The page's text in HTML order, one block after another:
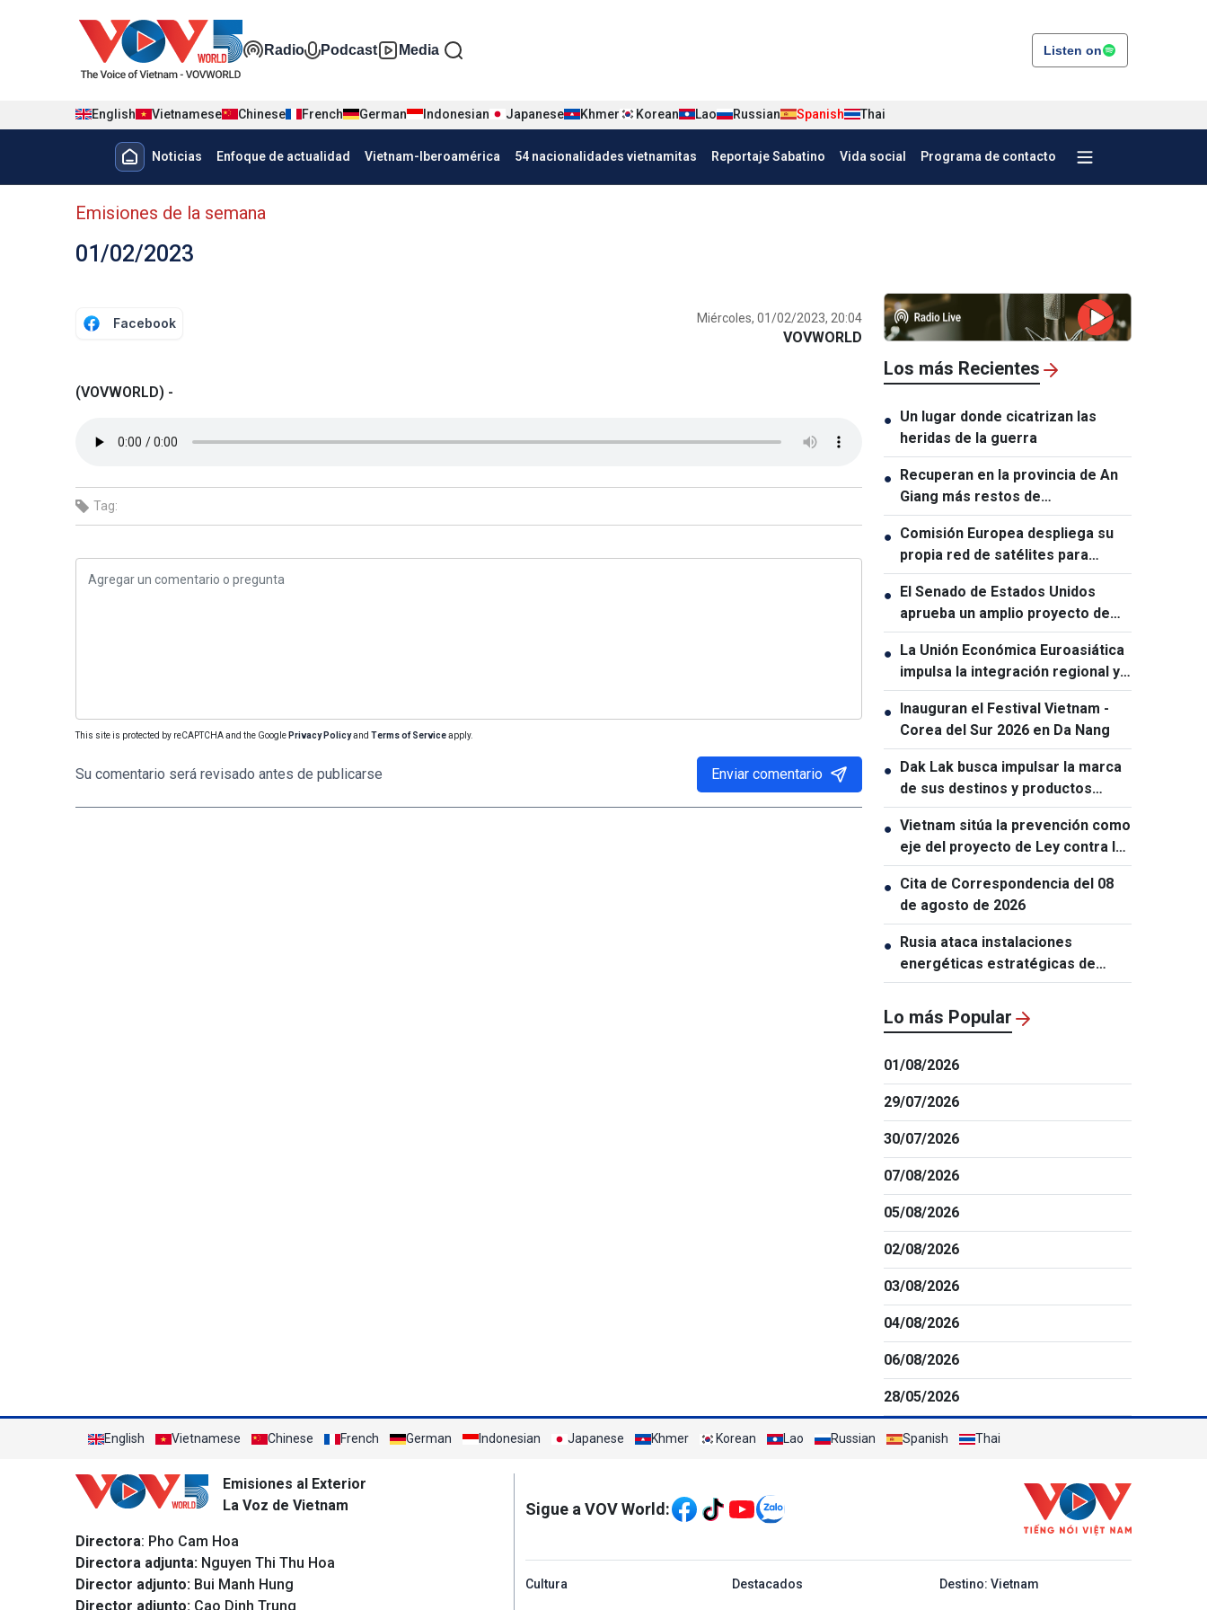
Đa phương tiện tiếng Tây ban nha
Radio Podcast Media Listen on
English Vietnamese Chinese French German Indonesian Japanese Khmer Korean Lao Russian Spanish Thai
Menu trang chủ tiếng Tây Ban Nha
Noticias Enfoque de actualidad Vietnam-Iberoamérica 54 nacionalidades vietnamitas Reportaje Sabatino Vida social Programa de contacto
Menu phụ tiếng Tây ban nha
Emisiones de la semana
01/02/2023
Facebook Miércoles, 01/02/2023, 20:04
VOVWORLD
(VOVWORLD) -
Tag:
This site is protected by reCAPTCHA and the Google Privacy Policyand Terms of Serviceapply.
Su comentario será revisado antes de publicarse Enviar comentario
Los más Recientes
● Un lugar donde cicatrizan las
heridas de la guerra
● Recuperan en la provincia de An
Giang más restos de
combatientes caídos
● Comisión Europea despliega su
propia red de satélites para
reforzar la soberanía digital
● El Senado de Estados Unidos
aprueba un amplio proyecto de
ley de sanciones contra Rusia
● La Unión Económica Euroasiática
impulsa la integración regional y
amplía la cooperación con sus
socios
● Inauguran el Festival Vietnam -
Corea del Sur 2026 en Da Nang
● Dak Lak busca impulsar la marca
de sus destinos y productos
turísticos
● Vietnam sitúa la prevención como
eje del proyecto de Ley contra la
Proliferación de Armas de
Destrucción Masiva
● Cita de Correspondencia del 08
de agosto de 2026
● Rusia ataca instalaciones
energéticas estratégicas de
Ucrania
Lo más Popular
01/08/2026
29/07/2026
30/07/2026
07/08/2026
05/08/2026
02/08/2026
03/08/2026
04/08/2026
06/08/2026
28/05/2026
English Vietnamese Chinese French German Indonesian Japanese Khmer Korean Lao Russian Spanish Thai
Emisiones al Exterior
La Voz de Vietnam
Directora: Pho Cam Hoa
Directora adjunta: Nguyen Thi Thu Hoa
Director adjunto: Bui Manh Hung
Director adjunto: Cao Dinh Trung
Mạng xã hội
Sigue a VOV World:
menu footer tiếng Tây ban nha
Cultura Destacados Destino: Vietnam